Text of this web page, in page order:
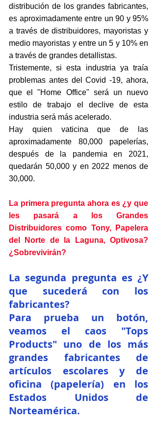
distribución de los grandes fabricantes,
es aproximadamente entre un 90 y 95%
a través de distribuidores, mayoristas y
medio mayoristas y entre un 5 y 10% en
a través de grandes detallistas.
Tristemente, si esta industria ya traía
problemas antes del Covid -19, ahora,
que el "Home Office" será un nuevo
estilo de trabajo el declive de esta
industria será más acelerado.
Hay quien vaticina que de las
aproximadamente 80,000 papelerías,
después de la pandemia en 2021,
quedarán 50,000 y en 2022 menos de
30,000.
La primera pregunta ahora es ¿y que
les pasará a los Grandes
Distribuidores como Tony, Papelera
del Norte de la Laguna, Optivosa?
¿Sobrevivirán?
La segunda pregunta es ¿Y
que sucederá con los
fabricantes?
Para prueba un botón,
veamos el caos "Tops
Products" uno de los más
grandes fabricantes de
artículos escolares y de
oficina (papelería) en los
Estados Unidos de
Norteamérica.